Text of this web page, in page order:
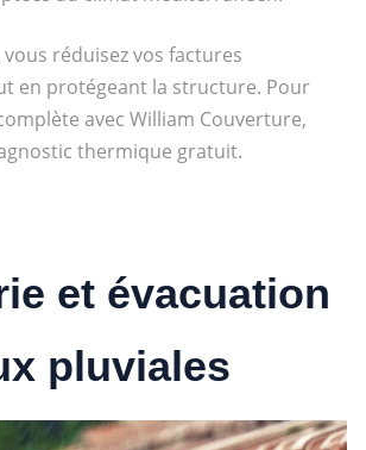
réduisez vos factures
en protégeant la structure. Pour
avec William Couverture,
thermique gratuit.
et évacuation
pluviales